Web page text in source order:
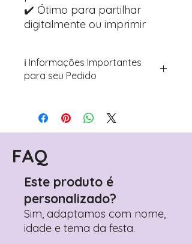
✔️ Ótimo para partilhar
digitalmente ou imprimir
ℹ️ Informações Importantes
para seu Pedido
Avance para a página de checkout
(próximo passo após o carrinho)
Encontre o campo de "Notas do
Pedido"
Adicione ali todos os detalhes de
Prefere fazer seu pedido pelo
WhatsApp? Clique aqui para nos
contactar: +351 960 119 353
FAQ
Este produto é
personalizado?
Sim, adaptamos com nome,
idade e tema da festa.